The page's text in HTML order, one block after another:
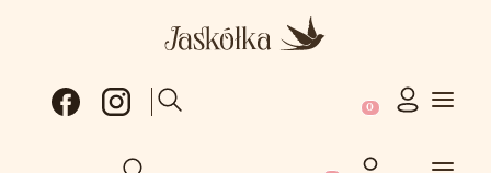
Otwórz wyszukiwarkę Produkty w
Otwórz wyszukiwarkę Produkty w koszyku: